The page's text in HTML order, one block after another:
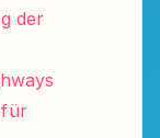
der
für